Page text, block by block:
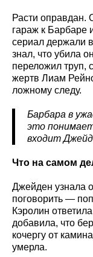
Расти оправдан.
гараж к Барбаре
сериал держали
знал, что убила
переложил труп,
жертв Лиам
ложному следу.
Барбара в
это
входит
Что на самом
Джейден узнала
поговорить —
Кэролин
добавила, что
кочергу от
умерла.